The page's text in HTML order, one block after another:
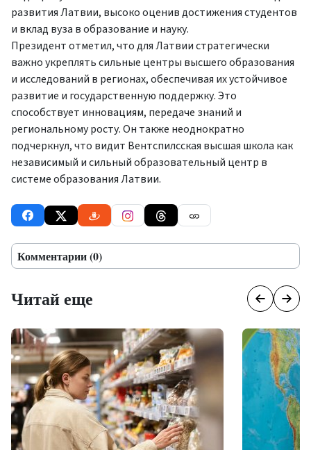
развития Латвии, высоко оценив достижения студентов
и вклад вуза в образование и науку.
Президент отметил, что для Латвии стратегически
важно укреплять сильные центры высшего образования
и исследований в регионах, обеспечивая их устойчивое
развитие и государственную поддержку. Это
способствует инновациям, передаче знаний и
региональному росту. Он также неоднократно
подчеркнул, что видит Вентспилсская высшая школа как
независимый и сильный образовательный центр в
системе образования Латвии.
Комментарии (0)
Читай еще